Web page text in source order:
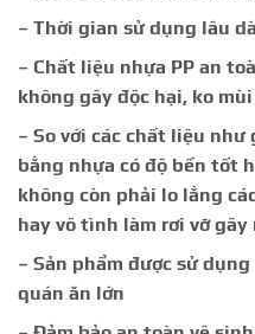
– Thời gian sử dụng lâu
– Chất liệu nhựa PP an
không gây độc hại, ko mùi
– So với các chất liệu
bằng nhựa có độ bền tốt
không còn phải lo lắng
hay vô tình làm rơi vỡ gây
– Sản phẩm được sử
quán ăn lớn